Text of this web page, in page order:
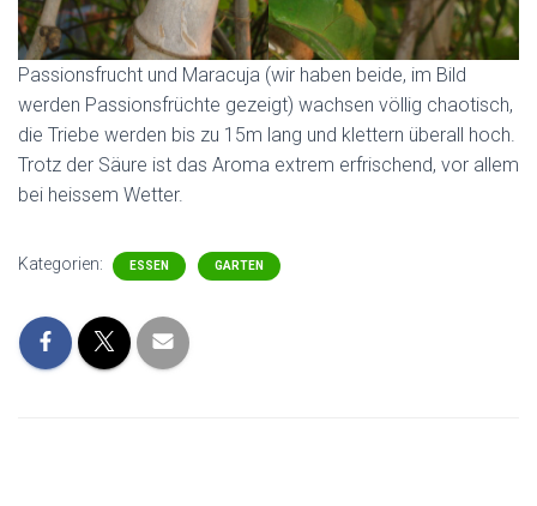
Passionsfrucht und Maracuja (wir haben beide, im Bild
werden Passionsfrüchte gezeigt) wachsen völlig chaotisch,
die Triebe werden bis zu 15m lang und klettern überall hoch.
Trotz der Säure ist das Aroma extrem erfrischend, vor allem
bei heissem Wetter.
Kategorien: ESSEN GARTEN